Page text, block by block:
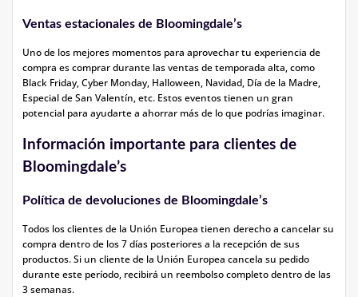
Ventas estacionales de Bloomingdale’s
Uno de los mejores momentos para aprovechar tu experiencia de
compra es comprar durante las ventas de temporada alta, como
Black Friday, Cyber Monday, Halloween, Navidad, Día de la Madre,
Especial de San Valentín, etc. Estos eventos tienen un gran
potencial para ayudarte a ahorrar más de lo que podrías imaginar.
Información importante para clientes de
Bloomingdale’s
Política de devoluciones de Bloomingdale’s
Todos los clientes de la Unión Europea tienen derecho a cancelar su
compra dentro de los 7 días posteriores a la recepción de sus
productos. Si un cliente de la Unión Europea cancela su pedido
durante este período, recibirá un reembolso completo dentro de las
3 semanas.